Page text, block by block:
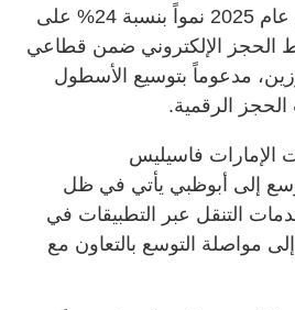
وسجلت الشركة خلال عام 2025 نمواً بنسبة 24% على
الإلكتروني ضمن قطاعي
مدعوماً بتوسيع الأسطول
الرقمية.
الإمارات فاسيليس
إلى أبوظبي يأتي في ظل
التنقل عبر التطبيقات في
مواصلة التوسع بالتعاون مع